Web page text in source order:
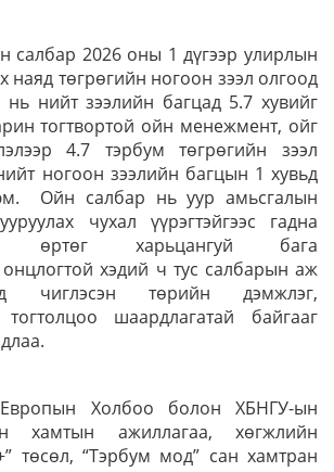
салбар 2026 оны 1 дүгээр улирлын
наяд төгрөгийн ногоон зээл олгоод
нийт зээлийн багцад 5.7 хувийг
тогтвортой ойн менежмент, ойг
4.7 тэрбум төгрөгийн зээл
ногоон зээлийн багцын 1 хувьд
Ойн салбар нь уур амьсгалын
чухал үүрэгтэйгээс гадна
өртөг харьцангуй бага
хэдий ч тус салбарын аж
чиглэсэн төрийн дэмжлэг,
тогтолцоо шаардлагатай байгааг
Европын Холбоо болон ХБНГУ-ын
хамтын ажиллагаа, хөгжлийн
төсөл, “Тэрбум мод” сан хамтран